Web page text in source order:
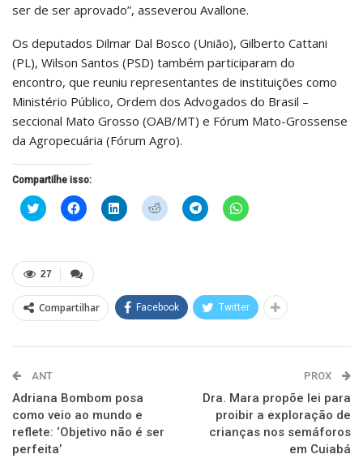
ser de ser aprovado”, asseverou Avallone.
Os deputados Dilmar Dal Bosco (União), Gilberto Cattani
(PL), Wilson Santos (PSD) também participaram do
encontro, que reuniu representantes de instituições como
Ministério Público, Ordem dos Advogados do Brasil –
seccional Mato Grosso (OAB/MT) e Fórum Mato-Grossense
da Agropecuária (Fórum Agro).
Compartilhe isso:
Clique
para
em
nova
janela)
Clique
para
em
nova
janela)
Clique
para
Clique
para
Clique
para
Clique
para
27
Compartilhar Facebook Twitter
ANT
Adriana Bombom posa
como veio ao mundo e
reflete: ‘Objetivo não é ser
perfeita’
PROX
Dra. Mara propõe lei para
proibir a exploração de
crianças nos semáforos
em Cuiabá